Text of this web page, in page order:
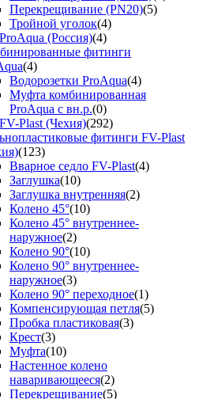
Перекрещивание (PN20)(5)
Тройной уголок(4)
(Россия)(4)
фитинги
(4)
Водорозетки ProAqua(4)
Муфта комбинированная
ProAqua с вн.р.(0)
Plast (Чехия)(292)
фитинги FV-Plast
(123)
Вварное седло FV-Plast(4)
Заглушка(10)
Заглушка внутренняя(2)
Колено 45°(10)
Колено 45° внутреннее-
наружное(2)
Колено 90°(10)
Колено 90° внутреннее-
наружное(3)
Колено 90° переходное(1)
Компенсирующая петля(5)
Пробка пластиковая(3)
Крест(3)
Муфта(10)
Настенное колено
наваривающееся(2)
Перекрещивание(5)